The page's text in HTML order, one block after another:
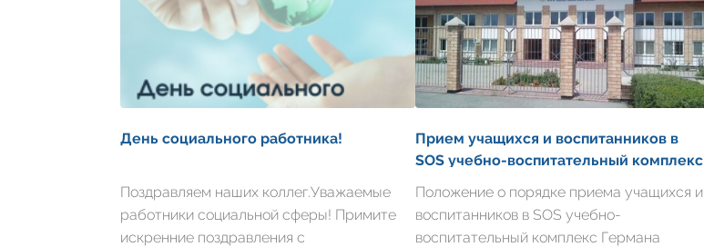
День социального работника!
Поздравляем наших коллег.Уважаемые
работники социальной сферы! Примите
искренние поздравления с
Прием учащихся и воспитанников в
SOS учебно-воспитательный комплекс
Положение о порядке приема учащихся и
воспитанников в SOS учебно-
воспитательный комплекс Германа